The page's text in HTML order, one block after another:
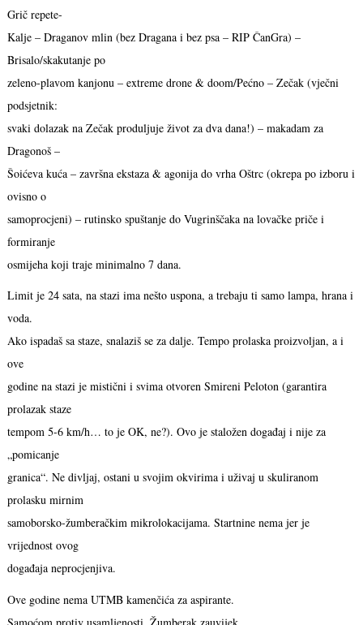
Grič repete-
Kalje – Draganov mlin (bez Dragana i bez psa – RIP ČanGra) –
Brisalo/skakutanje po
zeleno-plavom kanjonu – extreme drone & doom/Pećno – Zečak (vječni
podsjetnik:
svaki dolazak na Zečak produljuje život za dva dana!) – makadam za
Dragonoš –
Šoićeva kuća – završna ekstaza & agonija do vrha Oštrc (okrepa po izboru i
ovisno o
samoprocjeni) – rutinsko spuštanje do Vugrinščaka na lovačke priče i
formiranje
osmijeha koji traje minimalno 7 dana.
Limit je 24 sata, na stazi ima nešto uspona, a trebaju ti samo lampa, hrana i
voda.
Ako ispadaš sa staze, snalaziš se za dalje. Tempo prolaska proizvoljan, a i
ove
godine na stazi je mistični i svima otvoren Smireni Peloton (garantira
prolazak staze
tempom 5-6 km/h… to je OK, ne?). Ovo je staložen događaj i nije za
„pomicanje
granica“. Ne divljaj, ostani u svojim okvirima i uživaj u skuliranom
prolasku mirnim
samoborsko-žumberačkim mikrolokacijama. Startnine nema jer je
vrijednost ovog
događaja neprocjenjiva.
Ove godine nema UTMB kamenčića za aspirante.
Samoćom protiv usamljenosti. Žumberak zauvijek.